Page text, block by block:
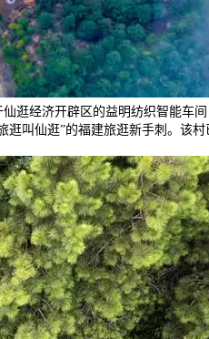
逛经济开辟区的益明纺织智能车
叫仙逛”的福建旅逛新手刺。该